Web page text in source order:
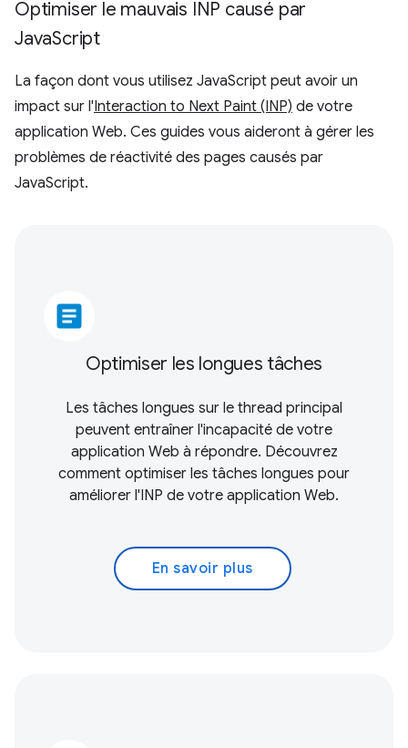
Optimiser le mauvais INP causé par
JavaScript
La façon dont vous utilisez JavaScript peut avoir un
impact sur l'Interaction to Next Paint (INP) de votre
application Web. Ces guides vous aideront à gérer les
problèmes de réactivité des pages causés par
JavaScript.
article
Optimiser les longues tâches
Les tâches longues sur le thread principal
peuvent entraîner l'incapacité de votre
application Web à répondre. Découvrez
comment optimiser les tâches longues pour
améliorer l'INP de votre application Web.
En savoir plus